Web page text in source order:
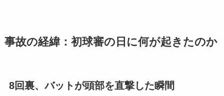
事故の経緯：初球審の日に何が起きたのか
8回裏、バットが頭部を直撃した瞬間